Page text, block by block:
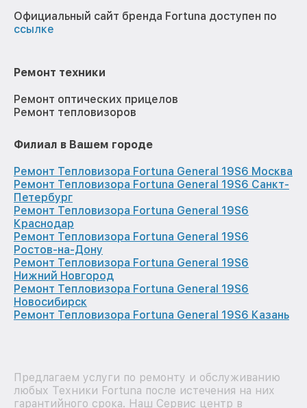
Официальный сайт бренда Fortuna доступен по
ссылке
Ремонт техники
Ремонт оптических прицелов
Ремонт тепловизоров
Филиал в Вашем городе
Ремонт Тепловизора Fortuna General 19S6 Москва
Ремонт Тепловизора Fortuna General 19S6 Санкт-
Петербург
Ремонт Тепловизора Fortuna General 19S6
Краснодар
Ремонт Тепловизора Fortuna General 19S6
Ростов-на-Дону
Ремонт Тепловизора Fortuna General 19S6
Нижний Новгород
Ремонт Тепловизора Fortuna General 19S6
Новосибирск
Ремонт Тепловизора Fortuna General 19S6 Казань
Предлагаем услуги по ремонту и обслуживанию
любых Техники Fortuna после истечения на них
гарантийного срока. Наш Сервис центр в